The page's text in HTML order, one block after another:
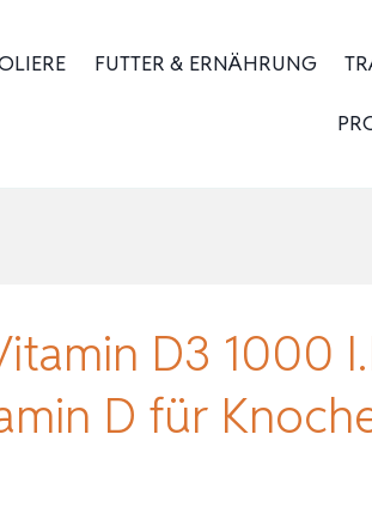
FUTTER & ERNÄHRUNG
D3 1000
D für